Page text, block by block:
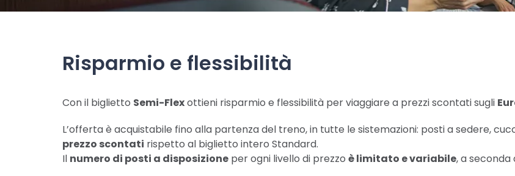
Risparmio e flessibilità
Con il biglietto Semi-Flexottieni risparmio e flessibilità per viaggiare a prezzi scontati sugli
L’offerta è acquistabile fino alla partenza del treno, in tutte le sistemazioni: posti a sedere,
prezzo scontati rispetto al biglietto intero Standard.
Il numero di posti a disposizione per ogni livello di prezzo è limitato e variabile, a seconda